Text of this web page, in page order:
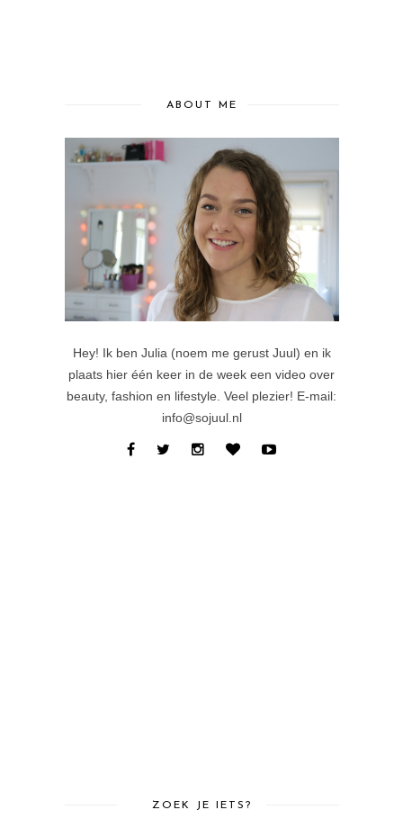
ABOUT ME
Hey! Ik ben Julia (noem me gerust Juul) en ik
plaats hier één keer in de week een video over
beauty, fashion en lifestyle. Veel plezier! E-mail:
info@sojuul.nl
ZOEK JE IETS?